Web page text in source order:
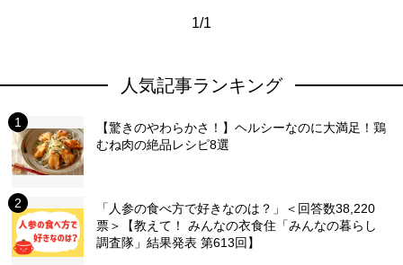
1/1
人気記事ランキング
【驚きのやわらかさ！】ヘルシーなのに大満足！鶏
むね肉の絶品レシピ8選
「人参の食べ方で好きなのは？」＜回答数38,220
票＞【教えて！ みんなの衣食住「みんなの暮らし
調査隊」結果発表 第613回】